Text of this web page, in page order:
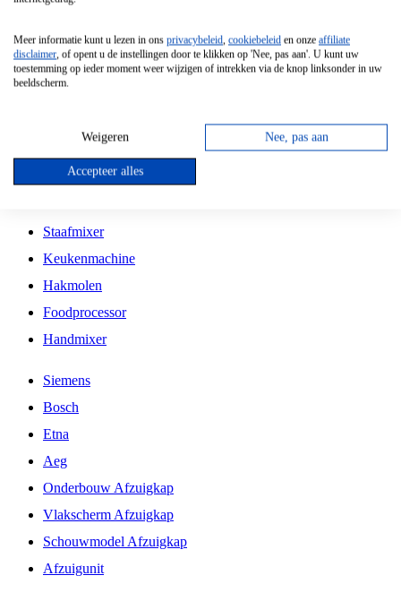
Vrijstaande Magnetron
Vrijstaande Kookplaat
Inbouw Gaskookplaat
Inbouw Keramische Kookplaat
Kookplaat Accessoires
Staafmixer
Keukenmachine
Hakmolen
Foodprocessor
Handmixer
Siemens
Bosch
Etna
Aeg
Onderbouw Afzuigkap
Vlakscherm Afzuigkap
Schouwmodel Afzuigkap
Afzuigunit
Meer informatie kunt u lezen in ons privacybeleid, cookiebeleid en onze affiliate
disclaimer, of opent u de instellingen door te klikken op 'Nee, pas aan'. U kunt uw
toestemming op ieder moment weer wijzigen of intrekken via de knop linksonder in uw
beeldscherm.
Weigeren Nee, pas aan
Accepteer alles